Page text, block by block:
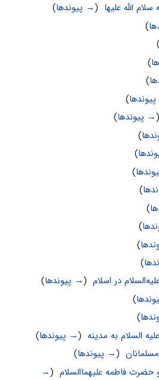
الله علیها (→ پیوندها)
)
)
)
)
)
(→ پیوندها)
)
)
)
)
)
)
)
)
در اسلام‏
(→ پیوندها)
)
)
السلام به مدینه‏
(→ پیوندها)
‏
(→ پیوندها)
فاطمه علیهماالسلام‏
(
→